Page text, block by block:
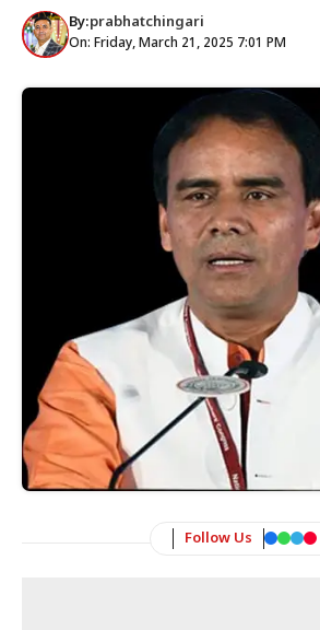
By:prabhatchingari
On: Friday, March 21, 2025 7:01 PM
Follow Us